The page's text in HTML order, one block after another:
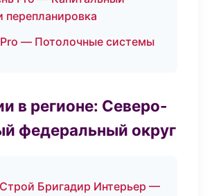
перепланировка
— Потолочные системы
в регионе: Северо-
федеральный округ
Бригадир Интерьер —